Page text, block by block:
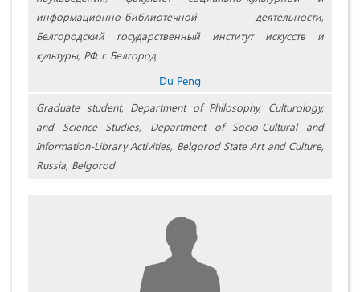
информационно-библиотечной деятельности,
Белгородский государственный институт искусств и
культуры, РФ, г. Белгород
Du Peng
Graduate student, Department of Philosophy, Culturology,
and Science Studies, Department of Socio-Cultural and
Information-Library Activities, Belgorod State Art and Culture,
Russia, Belgorod